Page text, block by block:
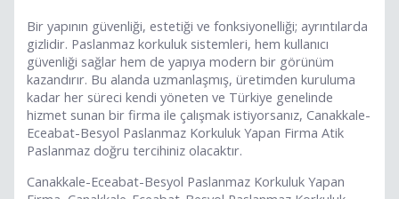
Bir yapının güvenliği, estetiği ve fonksiyonelliği; ayrıntılarda
gizlidir. Paslanmaz korkuluk sistemleri, hem kullanıcı
güvenliği sağlar hem de yapıya modern bir görünüm
kazandırır. Bu alanda uzmanlaşmış, üretimden kuruluma
kadar her süreci kendi yöneten ve Türkiye genelinde
hizmet sunan bir firma ile çalışmak istiyorsanız, Canakkale-
Eceabat-Besyol Paslanmaz Korkuluk Yapan Firma Atik
Paslanmaz doğru tercihiniz olacaktır.
Canakkale-Eceabat-Besyol Paslanmaz Korkuluk Yapan